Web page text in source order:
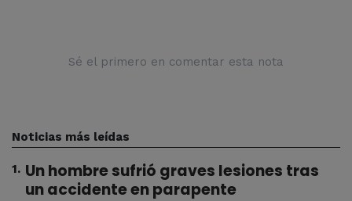
Sé el primero en comentar esta nota
Noticias más leídas
1. Un hombre sufrió graves lesiones tras
un accidente en parapente